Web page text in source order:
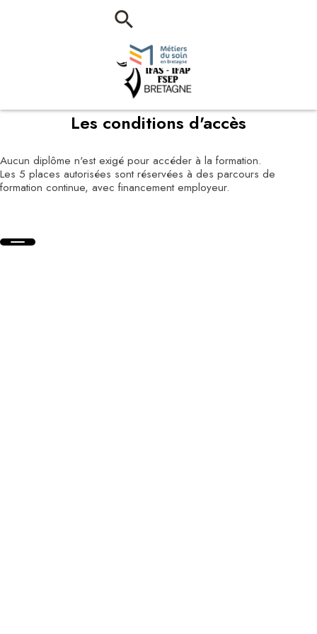
Les conditions d'accès
Aucun diplôme n'est exigé pour accéder à la formation.
Les 5 places autorisées sont réservées à des parcours de
formation continue, avec financement employeur.